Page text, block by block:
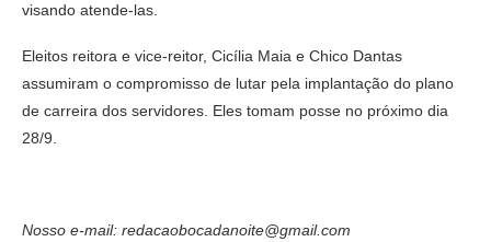
visando atende-las.
Eleitos reitora e vice-reitor, Cicília Maia e Chico Dantas
assumiram o compromisso de lutar pela implantação do plano
de carreira dos servidores. Eles tomam posse no próximo dia
28/9.
Nosso e-mail: redacaobocadanoite@gmail.com